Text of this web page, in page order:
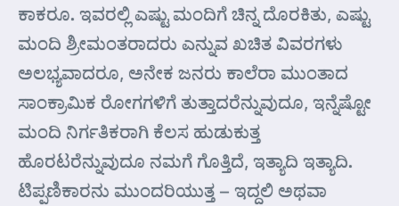
ಕಾಕರೂ. ಇವರಲ್ಲಿ ಎಷ್ಟು ಮಂದಿಗೆ ಚಿನ್ನ ದೊರಕಿತು, ಎಷ್ಟು
ಮಂದಿ ಶ್ರೀಮಂತರಾದರು ಎನ್ನುವ ಖಚಿತ ವಿವರಗಳು
ಅಲಭ್ಯವಾದರೂ, ಅನೇಕ ಜನರು ಕಾಲೆರಾ ಮುಂತಾದ
ಸಾಂಕ್ರಾಮಿಕ ರೋಗಗಳಿಗೆ ತುತ್ತಾದರೆನ್ನುವುದೂ, ಇನ್ನೆಷ್ಟೋ
ಮಂದಿ ನಿರ್ಗತಿಕರಾಗಿ ಕೆಲಸ ಹುಡುಕುತ್ತ
ಹೊರಟರೆನ್ನುವುದೂ ನಮಗೆ ಗೊತ್ತಿದೆ, ಇತ್ಯಾದಿ ಇತ್ಯಾದಿ.
ಟಿಪ್ಪಣಿಕಾರನು ಮುಂದರಿಯುತ್ತ – ಇದ್ದಲಿ ಅಥವಾ